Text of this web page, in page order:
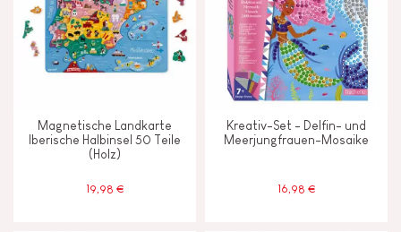
Magnetische Landkarte
Iberische Halbinsel 50 Teile
(Holz)
19,98 €
Kreativ-Set - Delfin- und
Meerjungfrauen-Mosaike
16,98 €